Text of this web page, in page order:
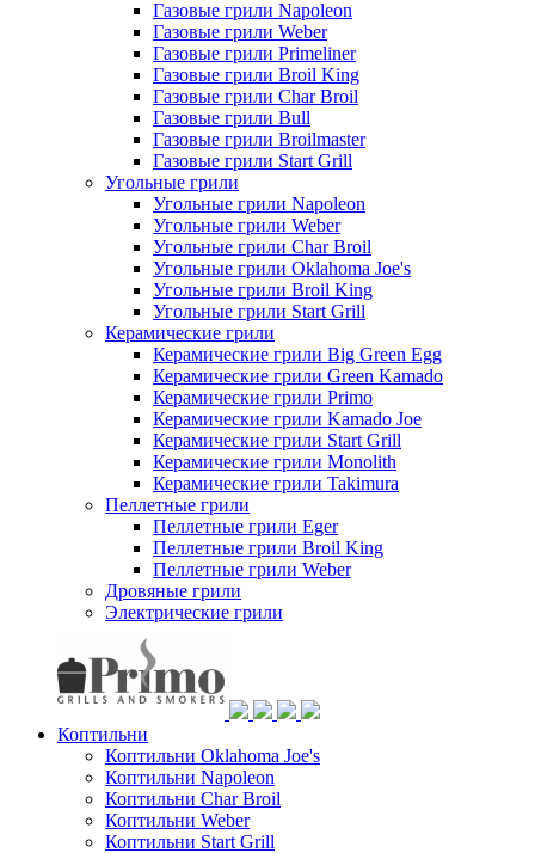
Газовые грили Napoleon
Газовые грили Weber
Газовые грили Primeliner
Газовые грили Broil King
Газовые грили Char Broil
Газовые грили Bull
Газовые грили Broilmaster
Газовые грили Start Grill
Угольные грили
Угольные грили Napoleon
Угольные грили Weber
Угольные грили Char Broil
Угольные грили Oklahoma Joe's
Угольные грили Broil King
Угольные грили Start Grill
Керамические грили
Керамические грили Big Green Egg
Керамические грили Green Kamado
Керамические грили Primo
Керамические грили Kamado Joe
Керамические грили Start Grill
Керамические грили Monolith
Керамические грили Takimura
Пеллетные грили
Пеллетные грили Eger
Пеллетные грили Broil King
Пеллетные грили Weber
Дровяные грили
Электрические грили
Коптильни
Коптильни Oklahoma Joe's
Коптильни Napoleon
Коптильни Char Broil
Коптильни Weber
Коптильни Start Grill